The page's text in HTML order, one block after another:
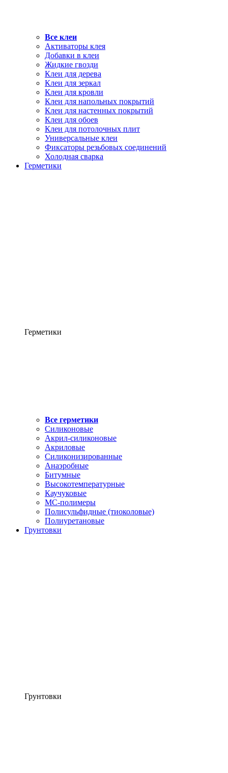
Все клеи
Активаторы клея
Добавки в клеи
Жидкие гвозди
Клеи для дерева
Клеи для зеркал
Клеи для кровли
Клеи для напольных покрытий
Клеи для настенных покрытий
Клеи для обоев
Клеи для потолочных плит
Универсальные клеи
Фиксаторы резьбовых соединений
Холодная сварка
Герметики
Герметики
Все герметики
Силиконовые
Акрил-силиконовые
Акриловые
Силиконизированные
Анаэробные
Битумные
Высокотемпературные
Каучуковые
МС-полимеры
Полисульфидные (тиоколовые)
Полиуретановые
Грунтовки
Грунтовки